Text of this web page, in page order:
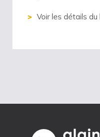
Voir les détails du